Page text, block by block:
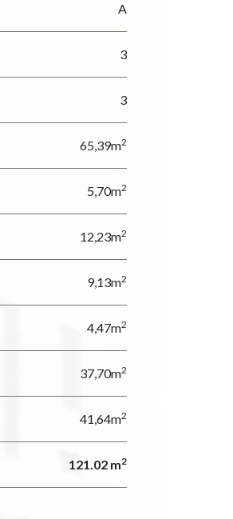
A
3
3
65,39m2
5,70m2
12,23m2
9,13m2
4,47m2
37,70m2
41,64m2
121.02 m2